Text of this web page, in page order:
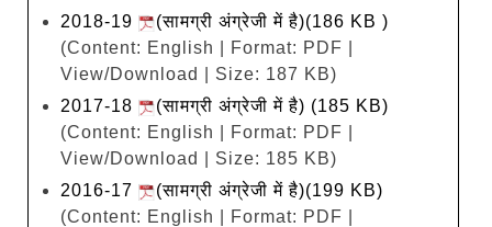
2018-19
(सामग्री अंग्रेजी में है)(186 KB )
(Content: English | Format: PDF |
View/Download | Size: 187 KB)
2017-18
(सामग्री अंग्रेजी में है) (185 KB)
(Content: English | Format: PDF |
View/Download | Size: 185 KB)
2016-17
(सामग्री अंग्रेजी में है)(199 KB)
(Content: English | Format: PDF |